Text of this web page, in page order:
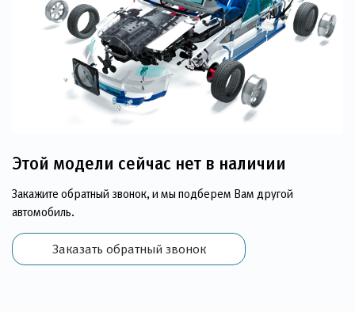
Этой модели сейчас нет в наличии
Закажите обратный звонок, и мы подберем Вам другой
автомобиль.
Заказать обратный звонок